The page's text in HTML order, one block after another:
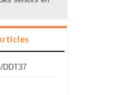
DDT37